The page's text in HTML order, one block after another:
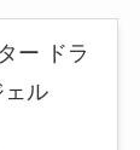
ー ドラ
ェル